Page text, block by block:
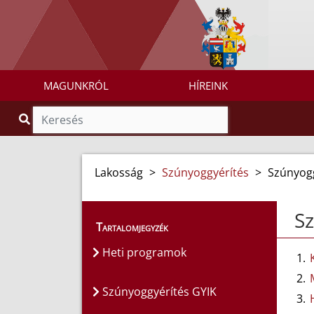
MAGUNKRÓL HÍREINK
Lakosság > Szúnyoggyérítés >
Tartalomjegyzék
Heti programok
Szúnyoggyérítés GYIK